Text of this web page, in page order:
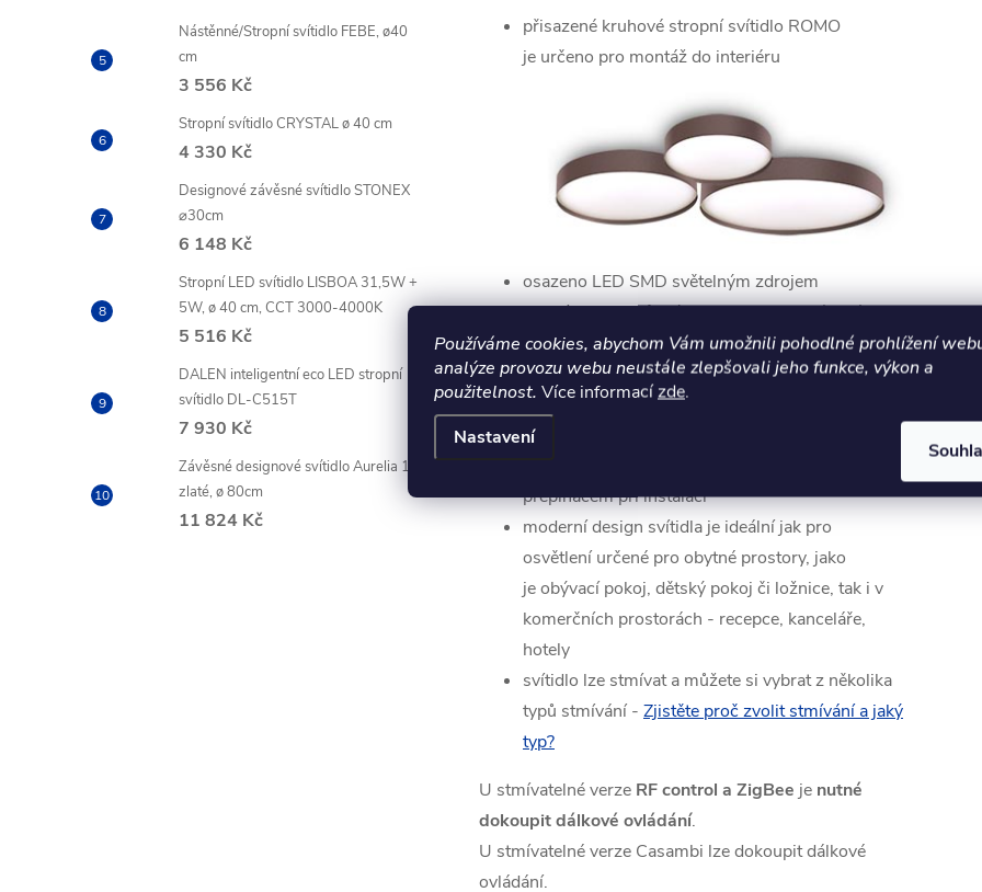
Používáme cookies, abychom Vám umožnili pohodlné prohlížení
analýze provozu webu neustále zlepšovali jeho funkce, výkon a
použitelnost. Více informacízde.
Nastavení
Nástěnné/Stropní svítidlo FEBE, ø40
cm
3 556 Kč
Stropní svítidlo CRYSTAL ø 40 cm
4 330 Kč
Designové závěsné svítidlo STONEX
⌀30cm
6 148 Kč
Stropní LED svítidlo LISBOA 31,5W +
5W, ø 40 cm, CCT 3000-4000K
5 516 Kč
DALEN inteligentní eco LED stropní
svítidlo DL-C515T
7 930 Kč
Závěsné designové svítidlo Aurelia 1,
zlaté, ø 80cm
11 824 Kč
přisazené kruhové stropní svítidlo ROMO
je určeno pro montáž do interiéru
osazeno LED SMD světelným zdrojem
v nabídce ve 3 různých velikostech v kávové
barvě
konstrukce je vyrobena z kvalitního hliníku
opálový difuzor z akrylového skla
svítidlo je vybaveno možností nastavení barvy
přepínačem při instalaci
moderní design svítidla je ideální jak pro
osvětlení určené pro obytné prostory, jako
je obývací pokoj, dětský pokoj či ložnice, tak i v
komerčních prostorách - recepce, kanceláře,
hotely
svítidlo lze stmívat a můžete si vybrat z několika
typů stmívání - Zjistěte proč zvolit stmívání a jaký
typ?
U stmívatelné verze RF control a ZigBee je nutné
dokoupit dálkové ovládání.
U stmívatelné verze Casambi lze dokoupit dálkové
ovládání.